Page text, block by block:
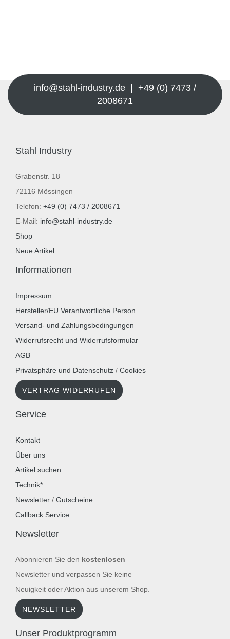
info@stahl-industry.de | +49 (0) 7473 /
2008671
Stahl Industry
Grabenstr. 18
72116 Mössingen
Telefon: +49 (0) 7473 / 2008671
E-Mail: info@stahl-industry.de
Shop
Neue Artikel
Informationen
Impressum
Hersteller/EU Verantwortliche Person
Versand- und Zahlungsbedingungen
Widerrufsrecht und Widerrufsformular
AGB
Privatsphäre und Datenschutz / Cookies
VERTRAG WIDERRUFEN
Service
Kontakt
Über uns
Artikel suchen
Technik*
Newsletter / Gutscheine
Callback Service
Newsletter
Abonnieren Sie den kostenlosen
Newsletter und verpassen Sie keine
Neuigkeit oder Aktion aus unserem Shop.
NEWSLETTER
Unser Produktprogramm